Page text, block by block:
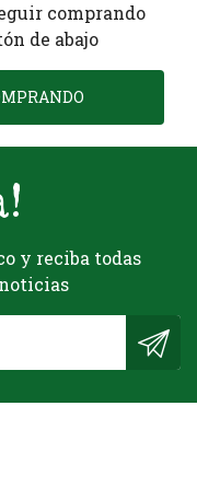
comprando
de abajo
y reciba todas